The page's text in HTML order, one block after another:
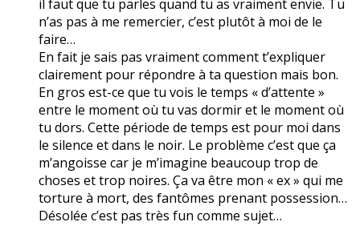
il faut que tu parles quand tu as vraiment envie. Tu
n’as pas à me remercier, c’est plutôt à moi de le
faire…
En fait je sais pas vraiment comment t’expliquer
clairement pour répondre à ta question mais bon.
En gros est-ce que tu vois le temps « d’attente »
entre le moment où tu vas dormir et le moment où
tu dors. Cette période de temps est pour moi dans
le silence et dans le noir. Le problème c’est que ça
m’angoisse car je m’imagine beaucoup trop de
choses et trop noires. Ça va être mon « ex » qui me
torture à mort, des fantômes prenant possession…
Désolée c’est pas très fun comme sujet…